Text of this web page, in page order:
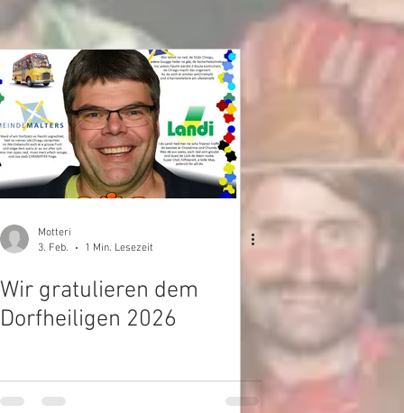
Motteri
3. Feb.
1 Min. Lesezeit
Wir gratulieren dem
Dorfheiligen 2026